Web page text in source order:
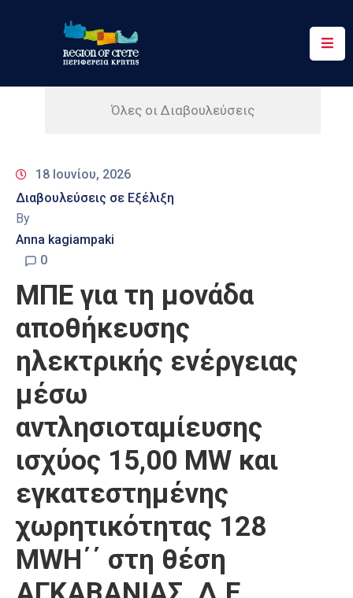
Περιφέρεια
Δράσεις
Ψηφιακές
Υπηρεσίες
Επικοινωνία
Όλες οι Διαβουλεύσεις
18 Ιουνίου, 2026
Διαβουλεύσεις σε Εξέλιξη
By
Anna kagiampaki
0
ΜΠΕ για τη μονάδα
αποθήκευσης
ηλεκτρικής ενέργειας
μέσω
αντλησιοταμίευσης
ισχύος 15,00 MW και
εγκατεστημένης
χωρητικότητας 128
MWH΄΄ στη θέση